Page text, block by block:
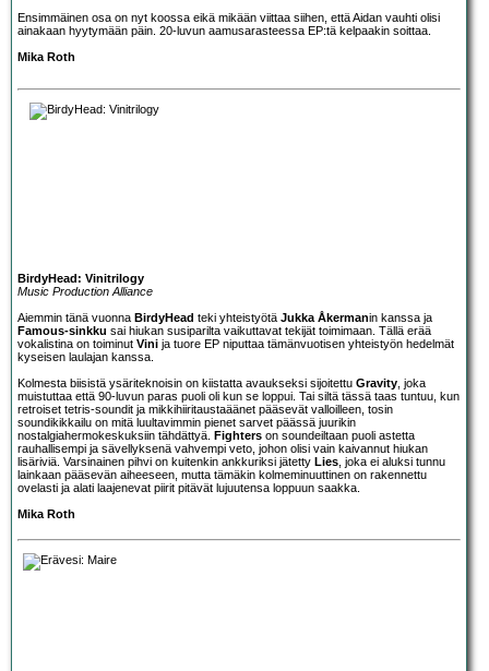
Ensimmäinen osa on nyt koossa eikä mikään viittaa siihen, että Aidan vauhti olisi
ainakaan hyytymään päin. 20-luvun aamusarasteessa EP:tä kelpaakin soittaa.
Mika Roth
BirdyHead: Vinitrilogy
Music Production Alliance
Aiemmin tänä vuonna BirdyHead teki yhteistyötä Jukka Åkermanin kanssa ja
Famous-sinkku sai hiukan susiparilta vaikuttavat tekijät toimimaan. Tällä erää
vokalistina on toiminut Vini ja tuore EP niputtaa tämänvuotisen yhteistyön hedelmät
kyseisen laulajan kanssa.
Kolmesta biisistä ysäriteknoisin on kiistatta avaukseksi sijoitettu Gravity , joka
muistuttaa että 90-luvun paras puoli oli kun se loppui. Tai siltä tässä taas tuntuu, kun
retroiset tetris-soundit ja mikkihiiritaustaäänet pääsevät valloilleen, tosin
soundikikkailu on mitä luultavimmin pienet sarvet päässä juurikin
nostalgiahermokeskuksiin tähdättyä. Fighters on soundeiltaan puoli astetta
rauhallisempi ja sävellyksenä vahvempi veto, johon olisi vain kaivannut hiukan
lisäriviä. Varsinainen pihvi on kuitenkin ankkuriksi jätetty Lies , joka ei aluksi tunnu
lainkaan pääsevän aiheeseen, mutta tämäkin kolmeminuuttinen on rakennettu
ovelasti ja alati laajenevat piirit pitävät lujuutensa loppuun saakka.
Mika Roth